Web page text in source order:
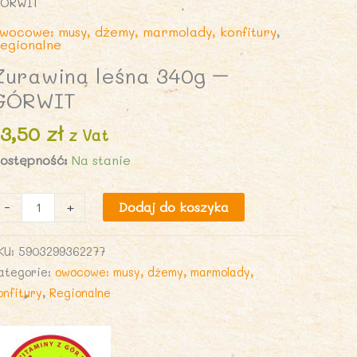
musy, dżemy, marmolady, konfitury,
leśna 340g –
zł z Vat
Na stanie
- + Dodaj do koszyka
5903299362277
owocowe: musy, dżemy, marmolady,
,Regionalne